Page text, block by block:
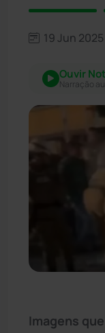
19 Jun
Ouvir
Narração
Imagens